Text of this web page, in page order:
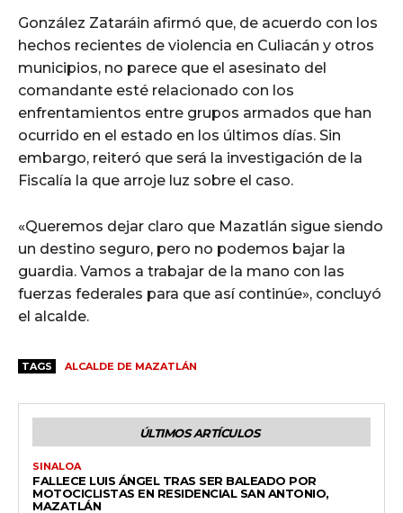
González Zataráin afirmó que, de acuerdo con los
hechos recientes de violencia en Culiacán y otros
municipios, no parece que el asesinato del
comandante esté relacionado con los
enfrentamientos entre grupos armados que han
ocurrido en el estado en los últimos días. Sin
embargo, reiteró que será la investigación de la
Fiscalía la que arroje luz sobre el caso.
«Queremos dejar claro que Mazatlán sigue siendo
un destino seguro, pero no podemos bajar la
guardia. Vamos a trabajar de la mano con las
fuerzas federales para que así continúe», concluyó
el alcalde.
TAGS ALCALDE DE MAZATLÁN
ÚLTIMOS ARTÍCULOS
SINALOA
FALLECE LUIS ÁNGEL TRAS SER BALEADO POR
MOTOCICLISTAS EN RESIDENCIAL SAN ANTONIO,
MAZATLÁN